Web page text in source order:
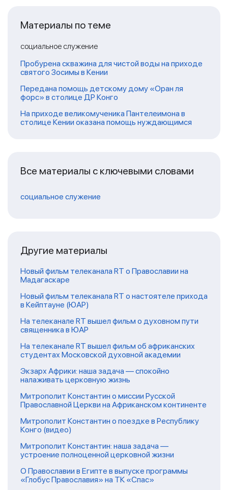
Материалы по теме
социальное служение
Пробурена скважина для чистой воды на приходе
святого Зосимы в Кении
Передана помощь детскому дому «Оран ля
форс» в столице ДР Конго
На приходе великомученика Пантелеимона в
столице Кении оказана помощь нуждающимся
Все материалы с ключевыми словами
социальное служение
Другие материалы
Новый фильм телеканала RT о Православии на
Мадагаскаре
Новый фильм телеканала RT о настоятеле прихода
в Кейптауне (ЮАР)
На телеканале RT вышел фильм о духовном пути
священника в ЮАР
На телеканале RT вышел фильм об африканских
студентах Московской духовной академии
Экзарх Африки: наша задача — спокойно
налаживать церковную жизнь
Митрополит Константин о миссии Русской
Православной Церкви на Африканском континенте
Митрополит Константин о поездке в Республику
Конго (видео)
Митрополит Константин: наша задача —
устроение полноценной церковной жизни
О Православии в Египте в выпуске программы
«Глобус Православия» на ТК «Спас»